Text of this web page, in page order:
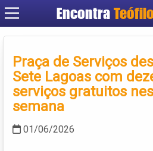
Encontra
Criar
Praça de Serviços
Sete Lagoas com
serviços gratuitos
semana
01/06/2026